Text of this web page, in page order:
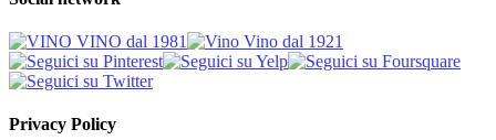
Privacy Policy